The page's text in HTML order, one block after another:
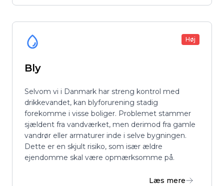
Høj
Bly
Selvom vi i Danmark har streng kontrol med
drikkevandet, kan blyforurening stadig
forekomme i visse boliger. Problemet stammer
sjældent fra vandværket, men derimod fra gamle
vandrør eller armaturer inde i selve bygningen.
Dette er en skjult risiko, som især ældre
ejendomme skal være opmærksomme på.
Læs mere